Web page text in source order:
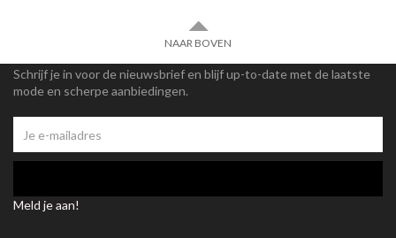
NAAR BOVEN
Schrijf je in voor de nieuwsbrief en blijf up-to-date met de laatste
mode en scherpe aanbiedingen.
Meld je aan!